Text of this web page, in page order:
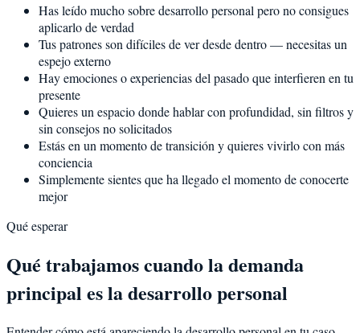
Has leído mucho sobre desarrollo personal pero no consigues
aplicarlo de verdad
Tus patrones son difíciles de ver desde dentro — necesitas un
espejo externo
Hay emociones o experiencias del pasado que interfieren en tu
presente
Quieres un espacio donde hablar con profundidad, sin filtros y
sin consejos no solicitados
Estás en un momento de transición y quieres vivirlo con más
conciencia
Simplemente sientes que ha llegado el momento de conocerte
mejor
Qué esperar
Qué trabajamos cuando la demanda
principal es la desarrollo personal